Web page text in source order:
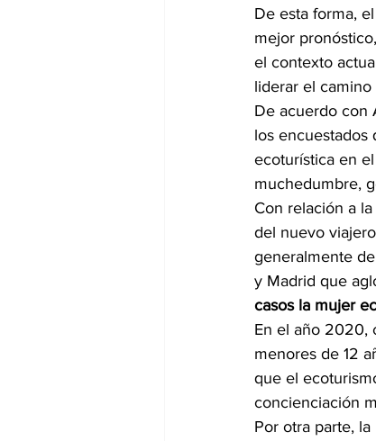
De esta forma, el
mejor
el contexto
liderar el
De acuerdo con
los encuestados
ecoturística en
muchedumbre,
Con relación a
del nuevo
generalmente
y Madrid que
casos la mujer
En el año 2020,
menores de 12
que el
concienciación
Por otra parte,